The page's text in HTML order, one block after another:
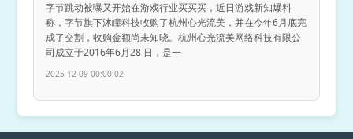
字节跳动被曝又开始在游戏行业买买买，近日游戏新知爆料
称，字节旗下沐瞳科技收购了杭州心光流美，并在今年6月底完
成了交割，收购金额尚未知晓。杭州心光流美网络科技有限公
司成立于2016年6月28 日，是一
2025-12-09 00:00:02